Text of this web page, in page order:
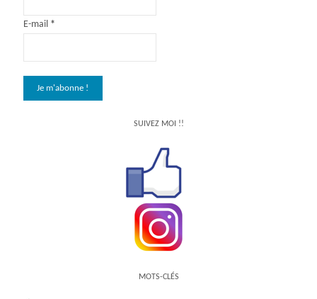
E-mail *
SUIVEZ MOI !!
MOTS-CLÉS